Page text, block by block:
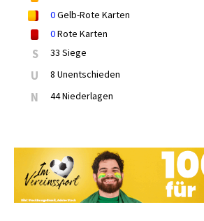
0Gelb-Rote Karten
0Rote Karten
S 33 Siege
U 8 Unentschieden
N 44 Niederlagen